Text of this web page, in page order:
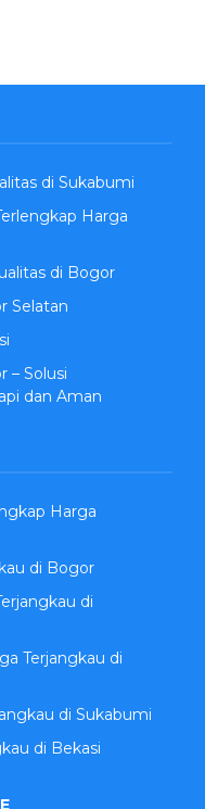
di Sukabumi
Harga
di Bogor
Selatan
– Solusi
dan Aman
Harga
di Bogor
di
Terjangkau di
di Sukabumi
di Bekasi